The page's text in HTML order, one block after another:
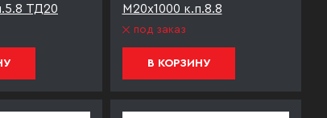
ТД20
М20х1000 к.п.8.8
под заказ
В КОРЗИНУ